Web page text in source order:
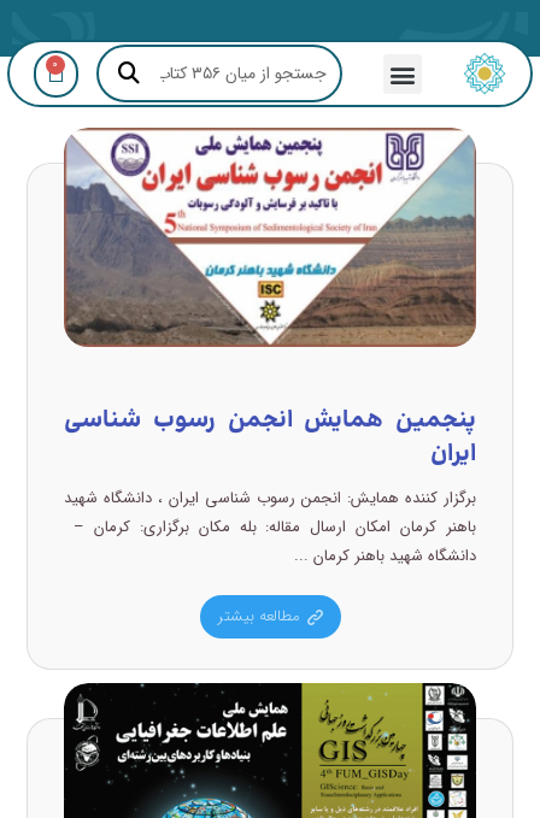
0
پنجمین همایش انجمن رسوب شناسی
ایران
برگزار کننده همایش: انجمن رسوب شناسی ایران ، دانشگاه شهید
باهنر کرمان امکان ارسال مقاله: بله مکان برگزاري: کرمان –
دانشگاه شهید باهنر کرمان ...
مطالعه بیشتر